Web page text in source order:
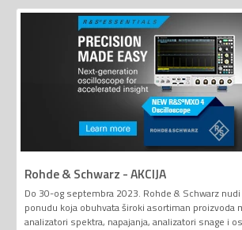
Rohde & Schwarz - AKCIJA
Do 30-og septembra 2023. Rohde & Schwarz
ponudu koja obuhvata široki asortiman proizvoda
analizatori spektra, napajanja, analizatori snage i